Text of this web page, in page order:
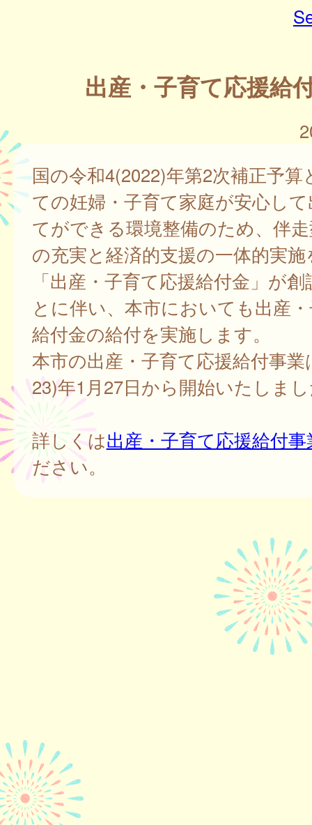
出産・子育て応援給
国の令和4(2022)年第2次補正予算
ての妊婦・子育て家庭が安心し
てができる環境整備のため、伴
の充実と経済的支援の一体的実
「出産・子育て応援給付金」が
とに伴い、本市においても出産
給付金の給付を実施します。
本市の出産・子育て応援給付事業
23)年1月27日から開始いたしま
詳しくは出産・子育て応援給付事
ださい。